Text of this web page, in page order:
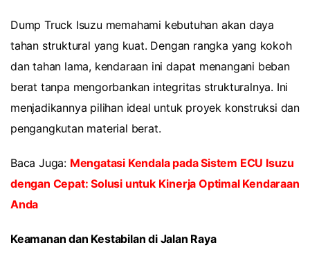
Dump Truck Isuzu memahami kebutuhan akan daya
tahan struktural yang kuat. Dengan rangka yang kokoh
dan tahan lama, kendaraan ini dapat menangani beban
berat tanpa mengorbankan integritas strukturalnya. Ini
menjadikannya pilihan ideal untuk proyek konstruksi dan
pengangkutan material berat.
Baca Juga: Mengatasi Kendala pada Sistem ECU Isuzu
dengan Cepat: Solusi untuk Kinerja Optimal Kendaraan
Anda
Keamanan dan Kestabilan di Jalan Raya